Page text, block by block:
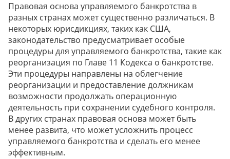
Правовая основа управляемого банкротства в
разных странах может существенно различаться. В
некоторых юрисдикциях, таких как США,
законодательство предусматривает особые
процедуры для управляемого банкротства, такие как
реорганизация по Главе 11 Кодекса о банкротстве.
Эти процедуры направлены на облегчение
реорганизации и предоставление должникам
возможности продолжать операционную
деятельность при сохранении судебного контроля.
В других странах правовая основа может быть
менее развита, что может усложнить процесс
управляемого банкротства и сделать его менее
эффективным.